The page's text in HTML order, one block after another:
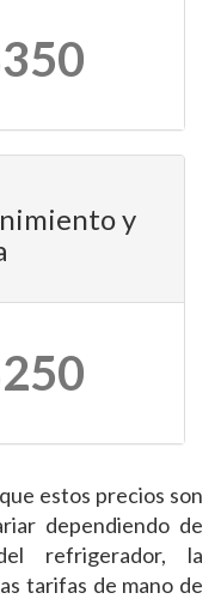
y
estos precios son
dependiendo de
refrigerador, la
tarifas de mano de